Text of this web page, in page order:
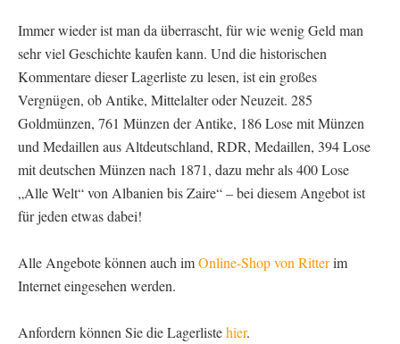
Immer wieder ist man da überrascht, für wie wenig Geld man
sehr viel Geschichte kaufen kann. Und die historischen
Kommentare dieser Lagerliste zu lesen, ist ein großes
Vergnügen, ob Antike, Mittelalter oder Neuzeit. 285
Goldmünzen, 761 Münzen der Antike, 186 Lose mit Münzen
und Medaillen aus Altdeutschland, RDR, Medaillen, 394 Lose
mit deutschen Münzen nach 1871, dazu mehr als 400 Lose
„Alle Welt“ von Albanien bis Zaire“ – bei diesem Angebot ist
für jeden etwas dabei!
Alle Angebote können auch imOnline-Shop von Ritterim
Internet eingesehen werden.
Anfordern können Sie die Lagerlistehier.